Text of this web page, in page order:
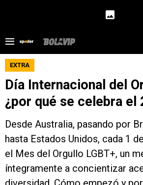
EXTRA
Día Internacional del
¿por qué se celebra el
Desde Australia, pasando por
hasta Estados Unidos, cada 1
el Mes del Orgullo LGBT+, un
íntegramente a concientizar